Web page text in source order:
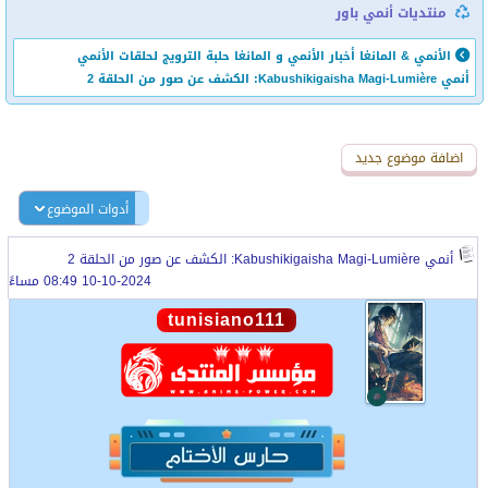
منتديات أنمي باور
الأنمي & المانغا أخبار الأنمي و المانغا حلبة الترويج لحلقات الأنمي
أنمي Kabushikigaisha Magi-Lumière: الكشف عن صور من الحلقة 2
اضافة رد جديد
اضافة موضوع جديد
أدوات الموضوع
أنمي Kabushikigaisha Magi-Lumière: الكشف عن صور من الحلقة 2
10-10-2024 08:49 مساءً
tunisiano111